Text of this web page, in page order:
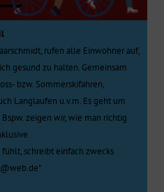
rufen alle Einwohner auf,
gesund zu halten. Gemeinsam
bzw. Sommerskifahren,
Langlaufen u.v.m. Es geht um
zeigen wir, wie man richtig
schreibt einfach zwecks